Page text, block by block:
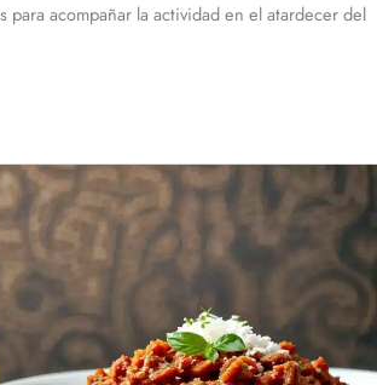
para acompañar la actividad en el atardecer del